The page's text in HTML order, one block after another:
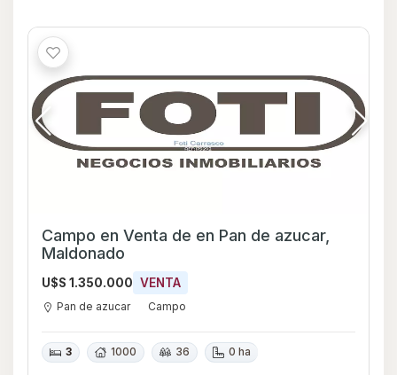
Campo en Venta de en Pan de azucar,
Maldonado
U$S 1.350.000 VENTA
Pan de azucar Campo
3 1000 36 0 ha